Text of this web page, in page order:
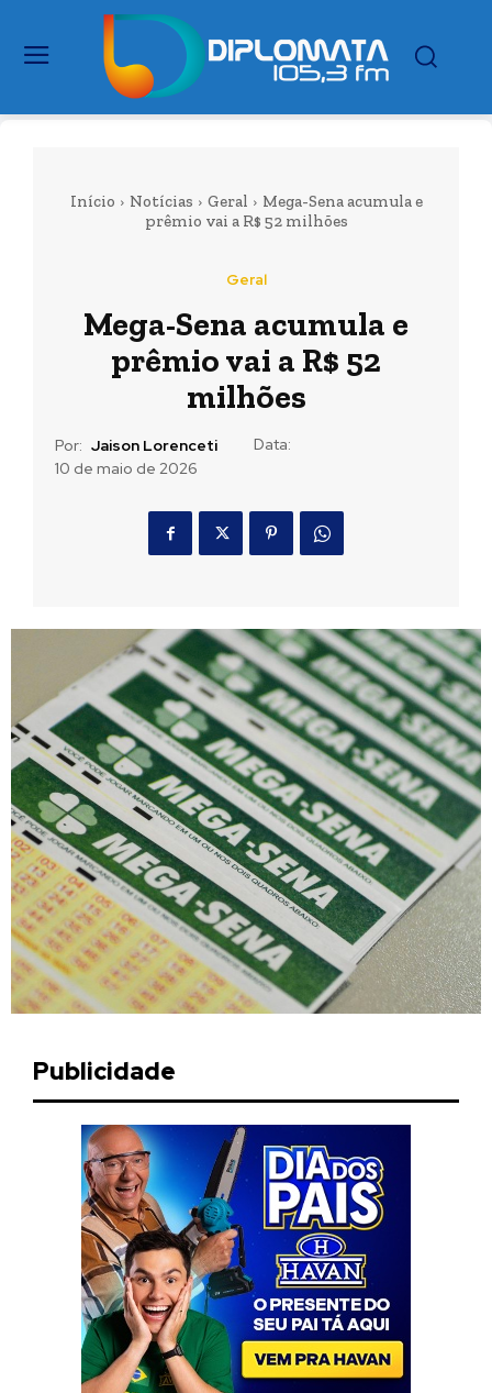
Início Notícias Geral
Mega-Sena acumula e
prêmio vai a R$ 52 milhões
Geral
Mega-Sena acumula e
prêmio vai a R$ 52
milhões
Por: Jaison Lorenceti
Data:
10 de maio de 2026
Publicidade